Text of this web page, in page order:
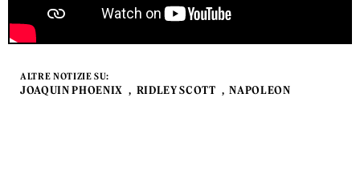
ALTRE NOTIZIE SU:
JOAQUIN PHOENIX RIDLEY SCOTT NAPOLEON